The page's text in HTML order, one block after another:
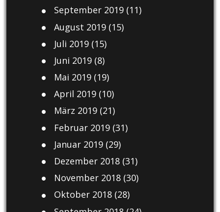
September 2019(11)
August 2019(15)
Juli 2019(15)
Juni 2019(8)
Mai 2019(19)
April 2019(10)
März 2019(21)
Februar 2019(31)
Januar 2019(29)
Dezember 2018(31)
November 2018(30)
Oktober 2018(28)